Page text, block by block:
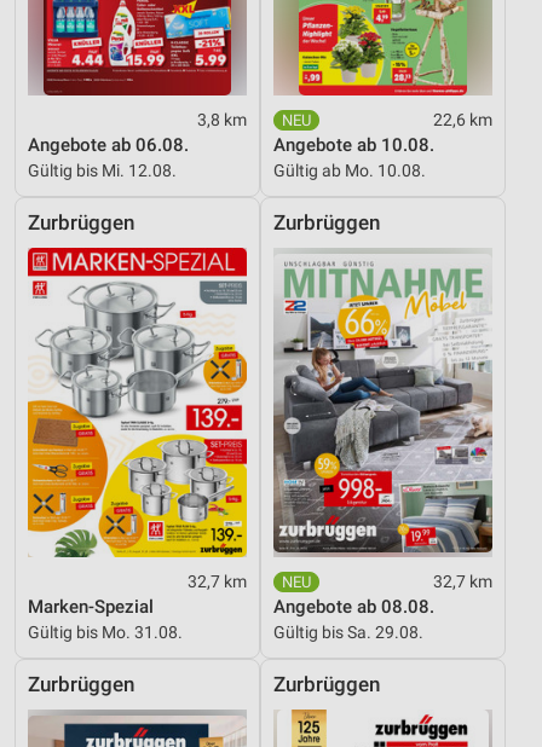
3,8 km
Angebote ab 06.08.
Gültig bis Mi. 12.08.
22,6 km
Angebote ab 10.08.
Gültig ab Mo. 10.08.
Zurbrüggen
32,7 km
Marken-Spezial
Gültig bis Mo. 31.08.
Zurbrüggen
32,7 km
Angebote ab 08.08.
Gültig bis Sa. 29.08.
Zurbrüggen Zurbrüggen
Erstellung von Profilen zur Personalisierung
von Inhalten
Verwendung von Profilen zur Auswahl
personalisierter Inhalte
Messung der Werbeleistung
Messung der Performance von Inhalten
Analyse von Zielgruppen durch Statistiken oder
Kombinationen von Daten aus verschiedenen
Quellen
Entwicklung und Verbesserung der Angebote
Verwendung reduzierter Daten zur Auswahl von
Inhalten
IAB-Besonderheiten:
Verwendung genauer Standortdaten
Geräte anhand von aktiv angeforderten
Informationen identifizieren
Nicht-IAB-Verarbeitungszwecke:
Performance